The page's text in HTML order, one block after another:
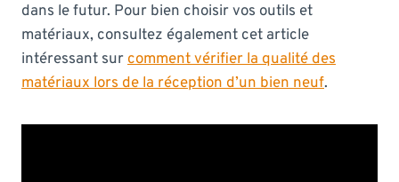
dans le futur. Pour bien choisir vos outils et
matériaux, consultez également cet article
intéressant surcomment vérifier la qualité des
matériaux lors de la réception d’un bien neuf.